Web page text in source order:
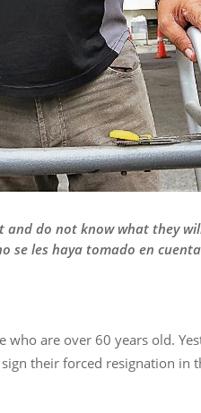
do not know what they
les haya tomado en
are over 60 years old.
their forced resignation